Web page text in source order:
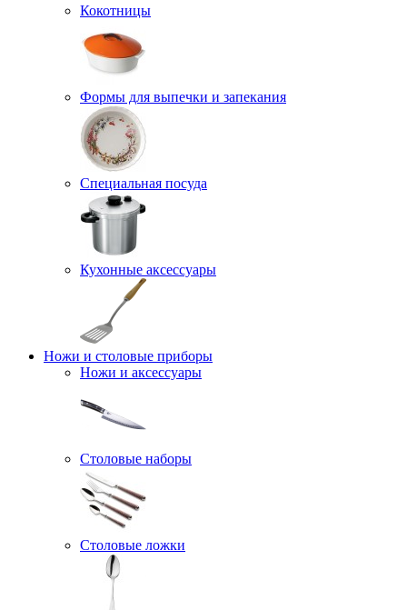
Кокотницы
Формы для выпечки и запекания
Специальная посуда
Кухонные аксессуары
Ножи и столовые приборы
Ножи и аксессуары
Столовые наборы
Столовые ложки